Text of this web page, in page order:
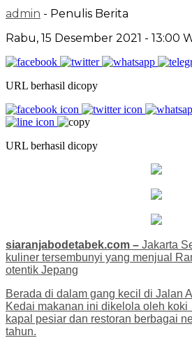
admin - Penulis Berita
Rabu, 15 Desember 2021 - 13:00
URL berhasil dicopy
URL berhasil dicopy
siaranjabodetabek.com – Jakarta
kuliner tersembunyi yang menjual
otentik Jepang
Berada di dalam gang kecil di Jalan
Kedai makanan ini dikelola oleh
kapal pesiar dan restoran berbagai
tahun.